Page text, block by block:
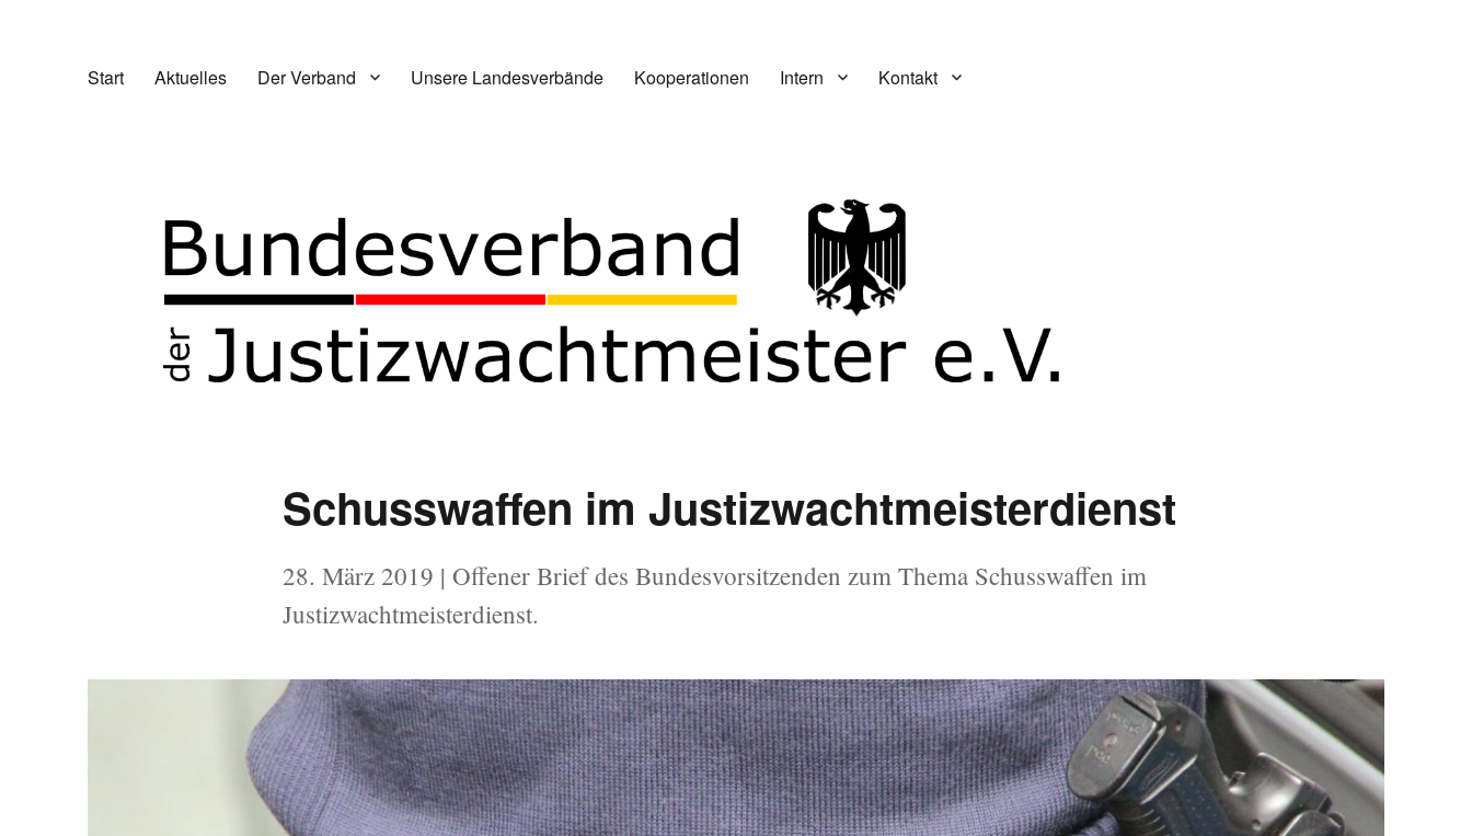
Start Aktuelles Der Verband Unsere Landesverbände Kooperationen Intern Kontakt
Schusswaffen im Justizwachtmeisterdienst
Veröffentlicht
am
28. März 2019 | Offener Brief des Bundesvorsitzenden zum Thema Schusswaffen im
Justizwachtmeisterdienst.